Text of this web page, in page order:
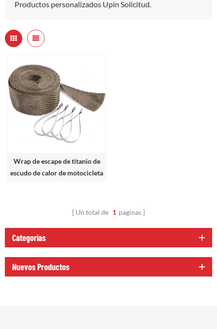
Productos personalizados Upin Solicitud.
Wrap de escape de titanio de
escudo de calor de motocicleta
Un total de 1 paginas
Categorías
Nuevos Productos